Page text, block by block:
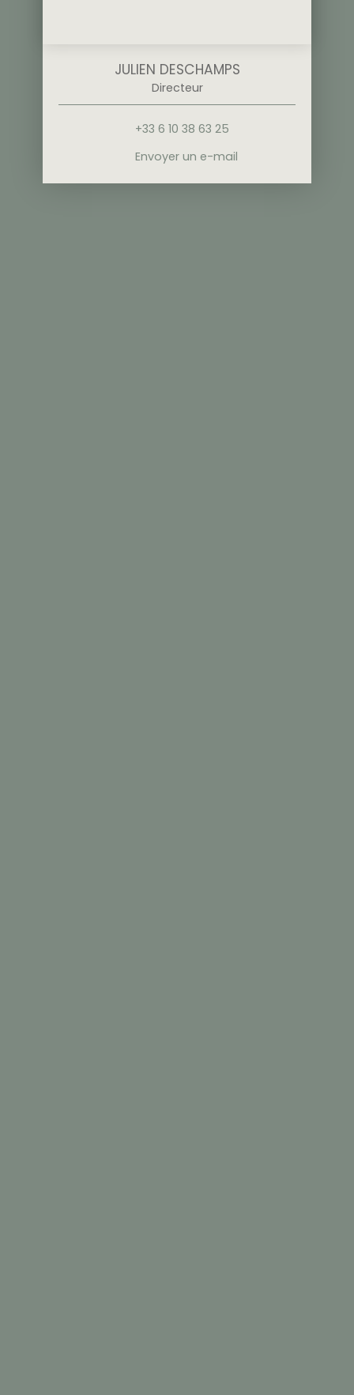
JULIEN DESCHAMPS
Directeur
+33 6 10 38 63 25
Envoyer un e-mail